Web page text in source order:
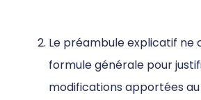
Le préambule explicatif ne
formule générale pour
modifications apportées